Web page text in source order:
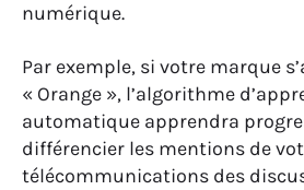
numérique.
Par exemple, si votre marque
« Orange », l’algorithme
automatique apprendra
différencier les mentions de
télécommunications des